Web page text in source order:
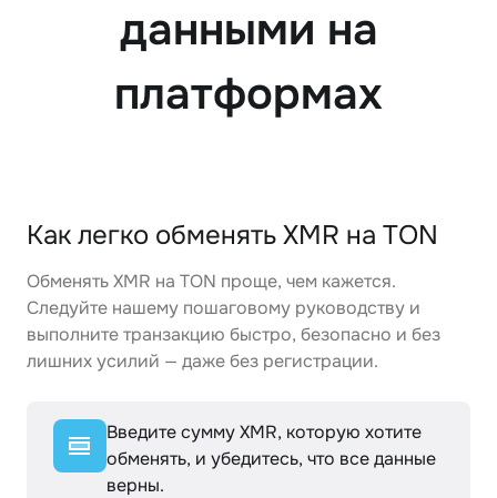
данными на
платформах
Как легко обменять XMR на TON
Обменять XMR на TON проще, чем кажется.
Следуйте нашему пошаговому руководству и
выполните транзакцию быстро, безопасно и без
лишних усилий — даже без регистрации.
Введите сумму XMR, которую хотите
обменять, и убедитесь, что все данные
верны.